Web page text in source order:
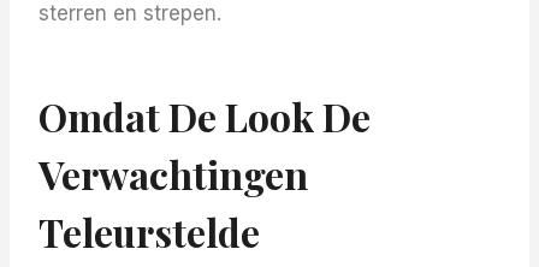
sterren en strepen.
Omdat De Look De
Verwachtingen
Teleurstelde